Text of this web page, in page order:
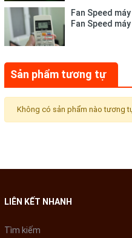
Fan Speed
Fan Speed
Sản phẩm tương tự
Không có sản phẩm nào tương
LIÊN KẾT NHANH
Tìm kiếm